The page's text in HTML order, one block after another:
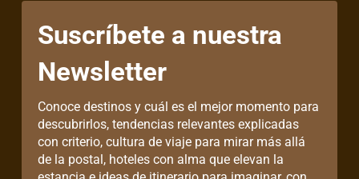
Suscríbete a nuestra
Newsletter
Conoce destinos y cuál es el mejor momento para
descubrirlos, tendencias relevantes explicadas
con criterio, cultura de viaje para mirar más allá
de la postal, hoteles con alma que elevan la